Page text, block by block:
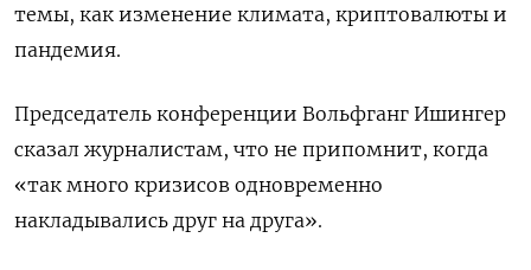
темы, как изменение климата, криптовалюты и
пандемия.
Председатель конференции Вольфганг Ишингер
сказал журналистам, что не припомнит, когда
«так много кризисов одновременно
накладывались друг на друга».